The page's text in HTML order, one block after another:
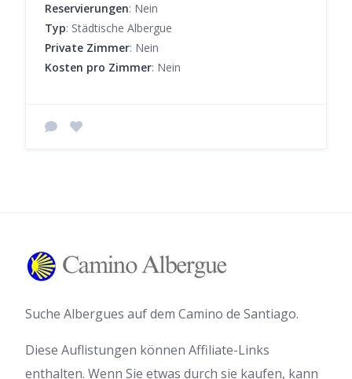
Reservierungen: Nein
Typ: Städtische Albergue
Private Zimmer: Nein
Kosten pro Zimmer: Nein
Suche Albergues auf dem Camino de Santiago.
Diese Auflistungen können Affiliate-Links
enthalten. Wenn Sie etwas durch sie kaufen, kann